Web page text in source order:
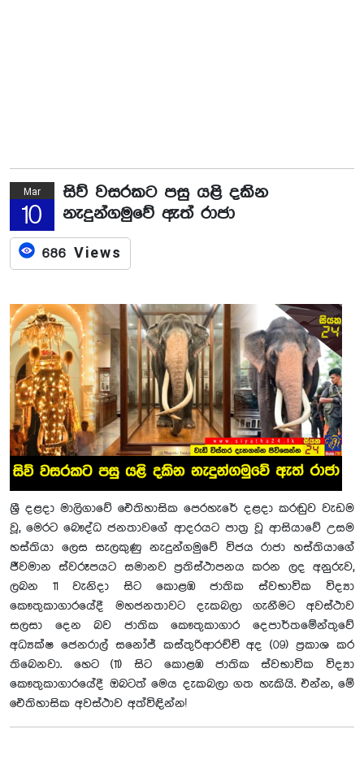
Mar
10
සිව් වසරකට පසු යළි දකින
නැදුන්ගමුවේ ඇත් රාජා
686 Views
ශ්‍රී දළදා මාලිගාවේ ඓතිහාසික පෙරහැරේ දළදා කරඬුව වැඩම
වූ, මෙරට බෞද්ධ ජනතාවගේ ආදරයට පාත්‍ර වූ ආසියාවේ උසම
හස්තියා ලෙස සැලකුණු නැදුන්ගමුවේ විජය රාජා හස්තියාගේ
ජීවමාන ස්වරූපයට සමානව ප්‍රතිස්ථාපනය කරන ලද අනුරුව,
ලබන 11 වැනිදා සිට කොළඹ ජාතික ස්වභාවික විද්‍යා
කෞතුකාගාරයේදී මහජනතාවට දැකබලා ගැනීමට අවස්ථාව
සලසා දෙන බව ජාතික කෞතුකාගාර දෙපාර්තමේන්තුවේ
අධ්‍යක්ෂ ජෙනරාල් සනෝජ් කස්තුරිආරච්චි අද (09) ප්‍රකාශ කර
තිබෙනවා. හෙට (11) සිට කොළඹ ජාතික ස්වභාවික විද්‍යා
කෞතුකාගාරයේදී ඔබටත් මෙය දැකබලා ගත හැකියි. එන්න, මේ
ඓතිහාසික අවස්ථාව අත්විඳින්න!